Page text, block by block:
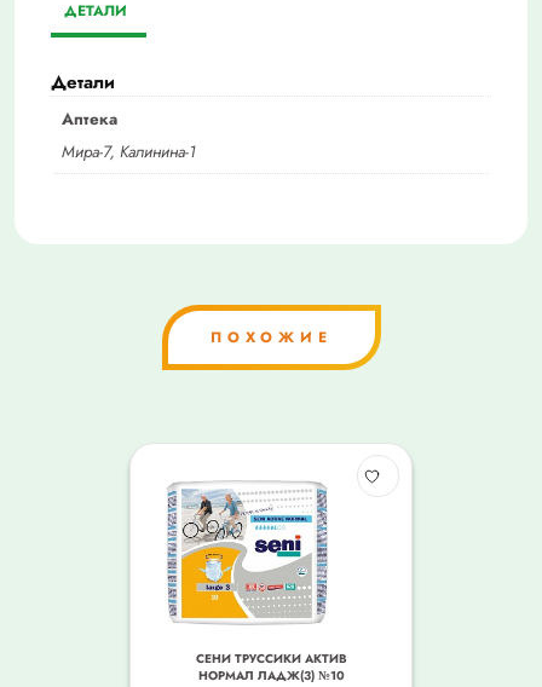
ДЕТАЛИ
Детали
Аптека
Мира-7, Калинина-1
ПОХОЖИЕ
СЕНИ ТРУССИКИ АКТИВ
НОРМАЛ ЛАДЖ(3) №10